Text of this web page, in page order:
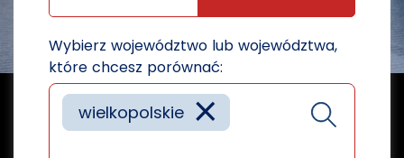
Wybierz województwo lub województwa,
które chcesz porównać:
×
wielkopolskie